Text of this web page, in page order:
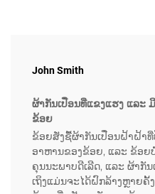
John Smith
ຜ້າກັນເປື່ອນທີ່ແຂງແຮງ ແລະ
ຂ້ອຍ
ຂ້ອຍສັ່ງຊື້ຜ້າກັນເປື່ອນຝ້າຝ້າ
ອາຫານຂອງຂ້ອຍ, ແລະ ຂ້ອຍ
ຄຸນນະພາບດີເລີດ, ແລະ ຜ້າກັ
ເຖິງແມ່ນຈະໄດ້ຝົກລ້າງຫຼາຍຄັ້